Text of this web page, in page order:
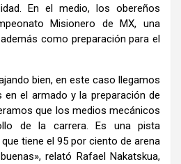
En el medio, los obereños
Misionero de MX, una
como preparación para el
bien, en este caso llegamos
el armado y la preparación de
que los medios mecánicos
de la carrera. Es una pista
tiene el 95 por ciento de arena
relató Rafael Nakatskua,